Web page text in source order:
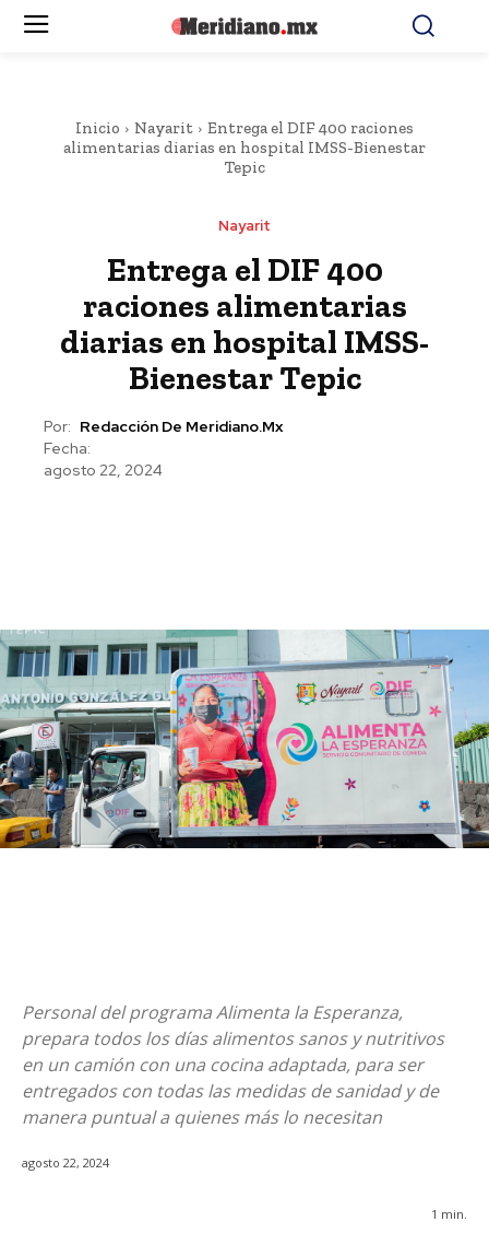
Inicio Nayarit
Entrega el DIF 400 raciones
alimentarias diarias en hospital IMSS-Bienestar
Tepic
Nayarit
Entrega el DIF 400
raciones alimentarias
diarias en hospital IMSS-
Bienestar Tepic
Por: Redacción De Meridiano.mx
Fecha:
agosto 22, 2024
Personal del programa Alimenta la Esperanza,
prepara todos los días alimentos sanos y nutritivos
en un camión con una cocina adaptada, para ser
entregados con todas las medidas de sanidad y de
manera puntual a quienes más lo necesitan
agosto 22, 2024
1 min.